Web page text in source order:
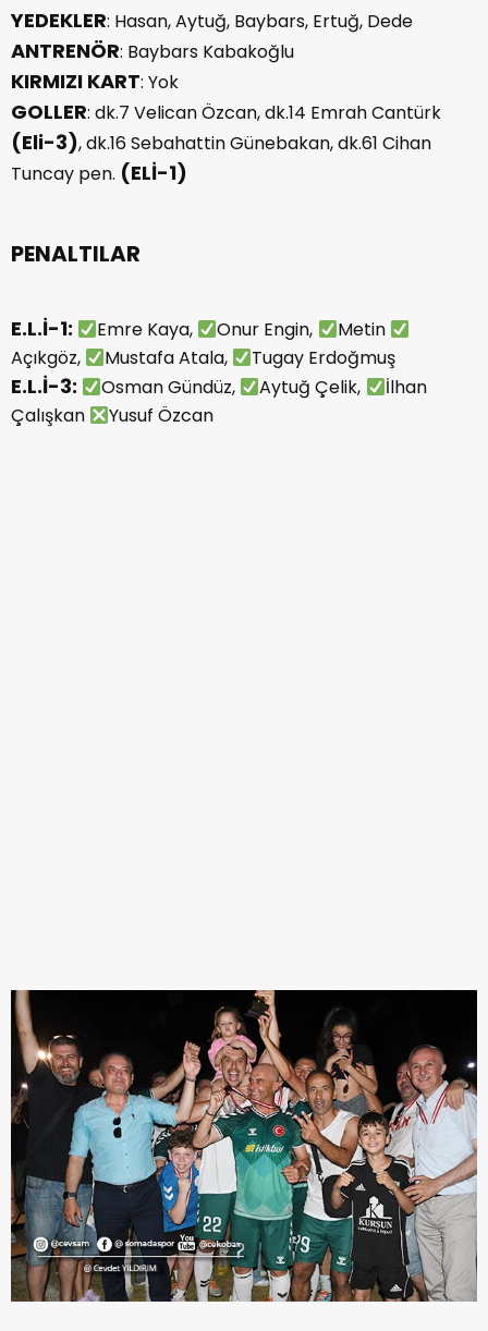
YEDEKLER: Hasan, Aytuğ, Baybars, Ertuğ, Dede
ANTRENÖR: Baybars Kabakoğlu
KIRMIZI KART: Yok
GOLLER: dk.7 Velican Özcan, dk.14 Emrah Cantürk
(Eli-3), dk.16 Sebahattin Günebakan, dk.61 Cihan
Tuncay pen. (ELİ-1)
PENALTILAR
E.L.İ-1: Emre Kaya, Onur Engin,
Metin
Açıkgöz,
Mustafa Atala, Tugay Erdoğmuş
E.L.İ-3: Osman Gündüz, Aytuğ Çelik,
İlhan
Çalışkan
Yusuf Özcan